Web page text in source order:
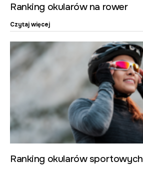
Ranking okularów na rower
Czytaj więcej
Ranking okularów sportowych